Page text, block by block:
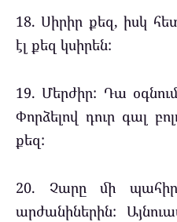
18. Սիրիր քեզ, իսկ
էլ քեզ կսիրեն:
19. Մերժիր: Դա
Փորձելով դուր գալ
քեզ:
20. Չարը մի
արժանիներին: